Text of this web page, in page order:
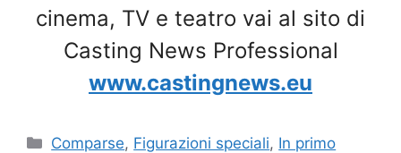
cinema, TV e teatro vai al sito di
Casting News Professional
www.castingnews.eu
Categorie
Comparse, Figurazioni speciali, In primo